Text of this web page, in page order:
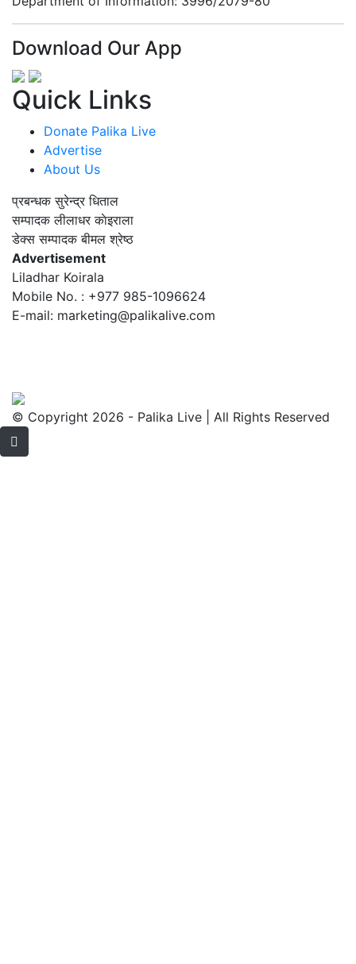
Download Our App
Quick Links
Donate Palika Live
Advertise
About Us
प्रबन्धकसुरेन्द्र धिताल
सम्पादकलीलाधर काेइराला
डेक्स सम्पादकबीमल श्रेष्ठ
Advertisement
Liladhar Koirala
Mobile No. : +977 985-1096624
E-mail: marketing@palikalive.com
© Copyright 2026 - Palika Live | All Rights Reserved